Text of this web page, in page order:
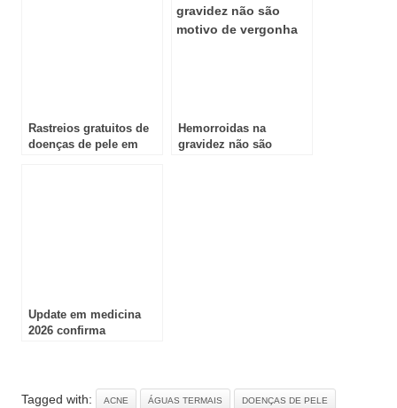
Rastreios gratuitos de
doenças de pele em
Hemorroidas na
gravidez não são
Update em medicina
2026 confirma
da prática clínica
Tagged with: ACNE ÁGUAS TERMAIS DOENÇAS DE PELE